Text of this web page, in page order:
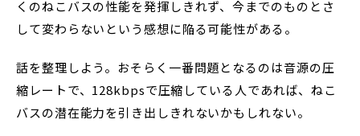
くのねこバスの性能を発揮しきれず、今までのものとさ
して変わらないという感想に陥る可能性がある。
話を整理しよう。おそらく一番問題となるのは音源の圧
縮レートで、128kbpsで圧縮している人であれば、ねこ
バスの潜在能力を引き出しきれないかもしれない。